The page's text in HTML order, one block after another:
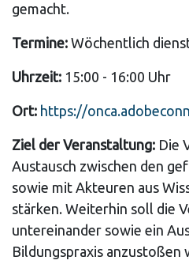
gemacht.
Termine: Wöchentlich
Uhrzeit: 15:00 - 16:00 Uhr
Ort: https://
Ziel der Veranstaltung: Die
Austausch zwischen den
sowie mit Akteuren aus
stärken. Weiterhin soll die
untereinander sowie ein
Bildungspraxis anzustoßen